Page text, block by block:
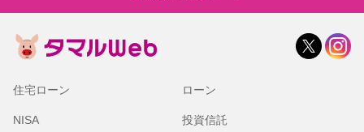
住宅ローン ローン
NISA 投資信託